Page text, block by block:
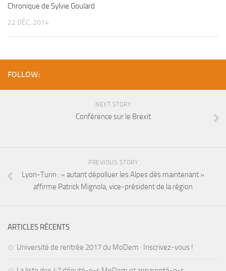
Chronique de Sylvie Goulard
22 DÉC, 2014
FOLLOW:
NEXT STORY
Conférence sur le Brexit
PREVIOUS STORY
Lyon-Turin : « autant dépolluer les Alpes dès maintenant »
affirme Patrick Mignola, vice-président de la région
ARTICLES RÉCENTS
Université de rentrée 2017 du MoDem : Inscrivez-vous !